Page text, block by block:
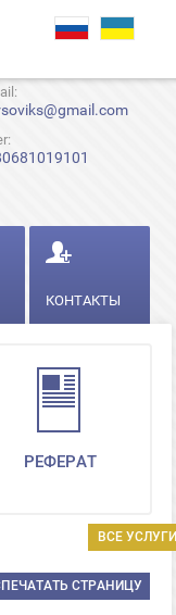
КОНТАКТЫ
ВСЕ УСЛУГИ
РЕФЕРАТ
СТРАНИЦУ